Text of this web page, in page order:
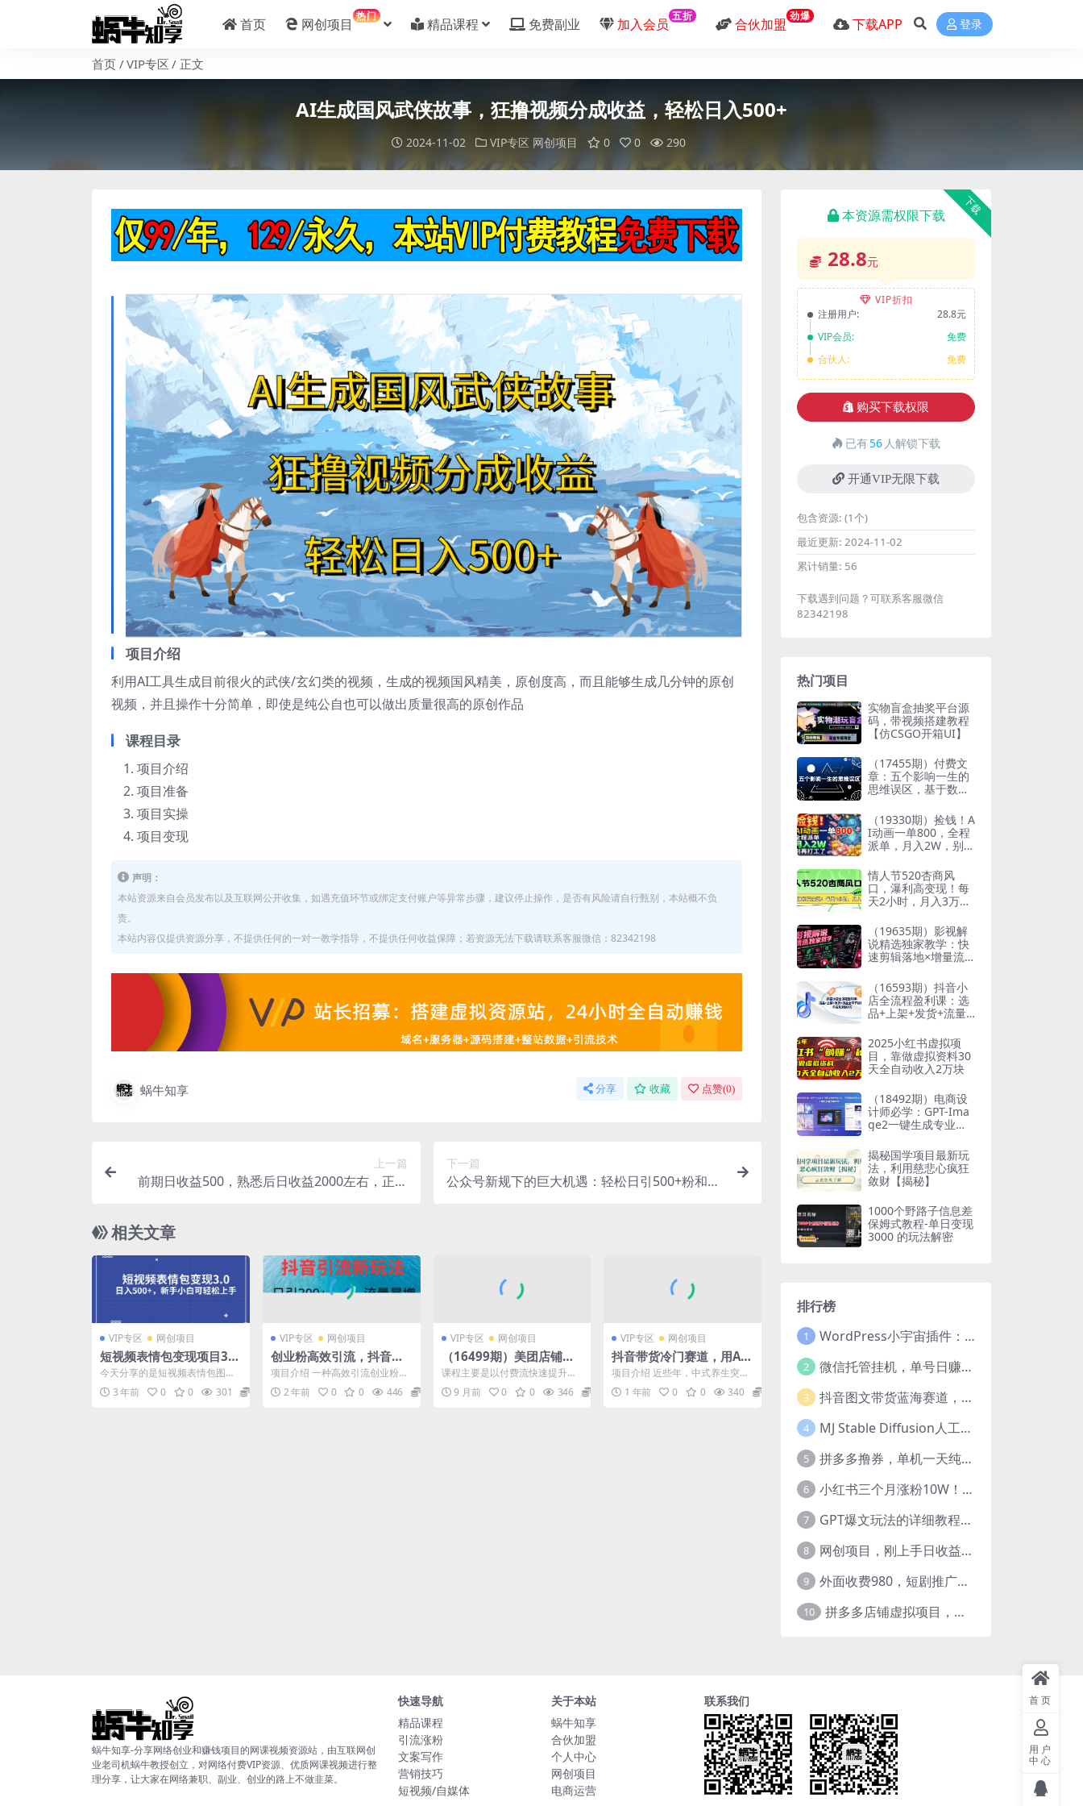
首页 网创项目 热门 精品课程 免费副业 加入会员 五折 合伙加盟 劲爆 下载APP 登录
首页 VIP专区 正文
AI生成国风武侠故事，狂撸视频分成收益，轻松日入500+
2024-11-02 VIP专区 网创项目 0 0 290
项目介绍
利用AI工具生成目前很火的武侠/玄幻类的视频，生成的视频国风精美，原创度高，而且能够生成几分钟的原创
视频，并且操作十分简单，即使是纯公自也可以做出质量很高的原创作品
课程目录
项目介绍
项目准备
项目实操
项目变现
声明：
本站资源来自会员发布以及互联网公开收集，如遇充值环节或绑定支付账户等异常步骤，建议停止操作，是否有风险请自行甄别，本站概不负
责。
本站内容仅提供资源分享，不提供任何的一对一教学指导，不提供任何收益保障；若资源无法下载请联系客服微信：82342198
蜗牛知享 分享 收藏 点赞(0)
上一篇
前期日收益500，熟悉后日收益2000左右，正规
下一篇
公众号新规下的巨大机遇：轻松日引500+粉和流
相关文章
VIP专区 网创项目
短视频表情包变现项目3.
0，日入500 ，新手小白轻
松上手（教程 资料）
今天分享的是短视频表情包图文
变现项目，每天10分钟发图文，
日入500 ，一个视频...
3 年前 0 0 301 19.9
VIP专区 网创项目
创业粉高效引流，抖音工
具号玩法4.0，日引300+
项目介绍 一种高效引流创业粉的
玩法，即抖音工具号，通过制作
简单的AI工具视频，日...
2 年前 0 0 446 26.6
VIP专区 网创项目
（16499期）美团店铺流
量爆破：涵盖权重提升、
付费投流、数据分析，系
统教学流量运营
课程主要是以付费流快速提升店
铺权重、快速做到头部，带动自
然流，付费和自然流双向反...
9 月前 0 0 346 38.8
VIP专区 网创项目
抖音带货冷门赛道，用AI
做中老年养生号，可矩阵
放大，小白也能月入3000
0+多种变现方式，保姆级
项目介绍 近些年，中式养生突然
崛起非常的火爆，越来越多的人
开始关注中医养生，这类...
1 年前 0 0 340
下载
本资源需权限下载
28.8元
VIP折扣
注册用户:
28.8元
VIP会员:
免费
合伙人:
免费
购买下载权限
已有56 人解锁下载
开通VIP无限下载
包含资源: (1个)
最近更新: 2024-11-02
累计销量: 56
下载遇到问题？可联系客服微信
82342198
热门项目
实物盲盒抽奖平台源
码，带视频搭建教程
【仿CSGO开箱UI】
（17455期）付费文
章：五个影响一生的
思维误区，基于数十
少走十年弯路
（19330期）捡钱！A
I动画一单800，全程
派单，月入2W，别再
情人节520杏商风
口，瀑利高变现！每
天2小时，月入3万
（19635期）影视解
说精选独家教学：快
速剪辑落地×增量流
阶玩法×零基础快速
入局×单日收益1K+
（16593期）抖音小
店全流程盈利课：选
品+上架+发货+流量
润破3万
2025小红书虚拟项
目，靠做虚拟资料30
天全自动收入2万块
（18492期）电商设
计师必学：GPT-Ima
ge2一键生成专业视
情页全流程
揭秘国学项目最新玩
法，利用慈悲心疯狂
敛财【揭秘】
1000个野路子信息差
保姆式教程-单日变现
3000 的玩法解密
排行榜
1 WordPress小宇宙插件：为站长量身打造的网站性能与SEO优化插件
2 微信托管挂机，单号日赚50-80，项目操作简单（附无限注册实名微信号教程）
3 抖音图文带货蓝海赛道，每天只花2小时，小白轻松过万
4 MJ Stable Diffusion人工智能绘画与设计-第6期AIGC课程（35节）
5 拼多多撸券，单机一天纯利润480，下半年收益更高，不限设备，不限IP。
6 小红书三个月涨粉10W！AI英语视频0成本制作，每天轻松日入2000+
7 GPT爆文玩法的详细教程，今日头条原创文章玩法实操讲解，简单操作月入5000
8 网创项目，刚上手日收益300-500左右，熟悉后日收益1500-3000
9 外面收费980，短剧推广最新搬运玩法，几分钟一个作品，日入1000
10 拼多多店铺虚拟项目，教科书式操作玩法，轻松月入1000
蜗牛知享-分享网络创业和赚钱项目的网课视频资源站，由互联网创
业老司机蜗牛教授创立，对网络付费VIP资源、优质网课视频进行整
理分享，让大家在网络兼职、副业、创业的路上不做韭菜。
快速导航
精品课程
引流涨粉
文案写作
营销技巧
短视频/自媒体
关于本站
蜗牛知享
合伙加盟
个人中心
网创项目
电商运营
联系我们 首页
用户
中心